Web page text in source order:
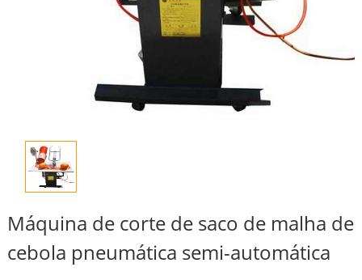
Máquina de corte de saco de malha de
cebola pneumática semi-automática